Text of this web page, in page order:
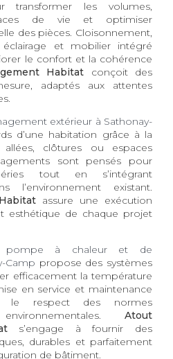
transformer les volumes,
de vie et optimiser
des pièces. Cloisonnement,
éclairage et mobilier intégré
le confort et la cohérence
Habitat conçoit des
adaptés aux attentes
extérieur à Sathonay-
d’une habitation grâce à la
allées, clôtures ou espaces
sont pensés pour
tout en s’intégrant
l’environnement existant.
assure une exécution
esthétique de chaque projet
pompe à chaleur et de
Camp propose des systèmes
efficacement la température
en service et maintenance
le respect des normes
Atout
s’engage à fournir des
durables et parfaitement
de bâtiment.